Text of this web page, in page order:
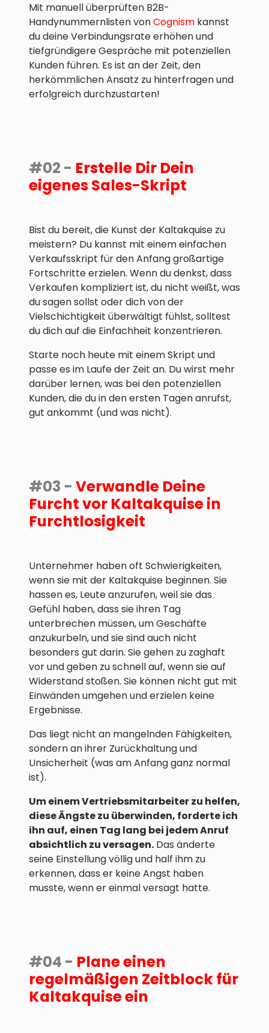
Mit manuell überprüften B2B-
Handynummernlisten vonCognism kannst
du deine Verbindungsrate erhöhen und
tiefgründigere Gespräche mit potenziellen
Kunden führen. Es ist an der Zeit, den
herkömmlichen Ansatz zu hinterfragen und
erfolgreich durchzustarten!
#02 - Erstelle Dir Dein
eigenes Sales-Skript
Bist du bereit, die Kunst der Kaltakquise zu
meistern? Du kannst mit einem einfachen
Verkaufsskript für den Anfang großartige
Fortschritte erzielen. Wenn du denkst, dass
Verkaufen kompliziert ist, du nicht weißt, was
du sagen sollst oder dich von der
Vielschichtigkeit überwältigt fühlst, solltest
du dich auf die Einfachheit konzentrieren.
Starte noch heute mit einem Skript und
passe es im Laufe der Zeit an. Du wirst mehr
darüber lernen, was bei den potenziellen
Kunden, die du in den ersten Tagen anrufst,
gut ankommt (und was nicht).
#03 - Verwandle Deine
Furcht vor Kaltakquise in
Furchtlosigkeit
Unternehmer haben oft Schwierigkeiten,
wenn sie mit der Kaltakquise beginnen. Sie
hassen es, Leute anzurufen, weil sie das
Gefühl haben, dass sie ihren Tag
unterbrechen müssen, um Geschäfte
anzukurbeln, und sie sind auch nicht
besonders gut darin. Sie gehen zu zaghaft
vor und geben zu schnell auf, wenn sie auf
Widerstand stoßen. Sie können nicht gut mit
Einwänden umgehen und erzielen keine
Ergebnisse.
Das liegt nicht an mangelnden Fähigkeiten,
sondern an ihrer Zurückhaltung und
Unsicherheit (was am Anfang ganz normal
ist).
Um einem Vertriebsmitarbeiter zu helfen,
diese Ängste zu überwinden, forderte ich
ihn auf, einen Tag lang bei jedem Anruf
absichtlich zu versagen. Das änderte
seine Einstellung völlig und half ihm zu
erkennen, dass er keine Angst haben
musste, wenn er einmal versagt hatte.
#04 - Plane einen
regelmäßigen Zeitblock für
Kaltakquise ein